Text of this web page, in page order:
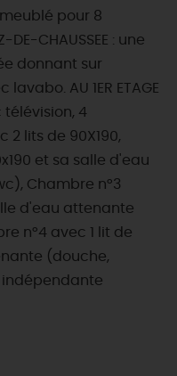
pour 8
CHAUSSEE : une
donnant sur
AU 1ER ETAGE
télévision, 4
2 lits de 90X190,
et sa salle d'eau
Chambre n°3
d'eau attenante
n°4 avec 1 lit de
(douche,
indépendante